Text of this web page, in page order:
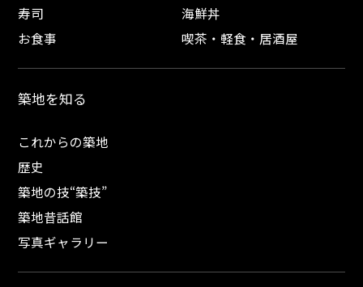
寿司
海鮮丼
お食事
喫茶・軽食・居酒屋
築地を知る
これからの築地
歴史
築地の技“築技”
築地昔話館
写真ギャラリー